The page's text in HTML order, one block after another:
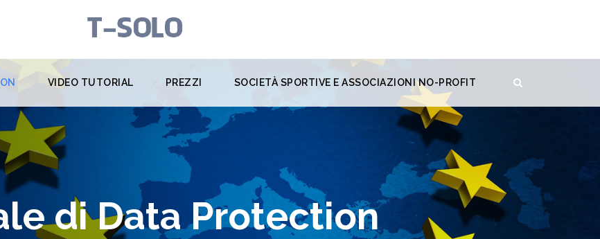
VIDEO TUTORIAL PREZZI SOCIETÀ SPORTIVE E ASSOCIAZIONI NO-PROFIT
di Data Protection